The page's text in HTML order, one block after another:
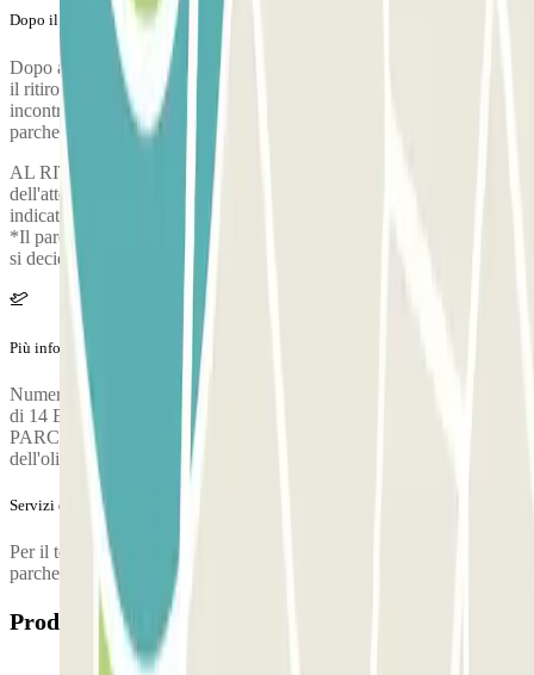
Dopo il tuo viaggio
Dopo aver ritirato i tuoi bagagli, chiama il parcheggio per richiedere
il ritiro. Durante la chiamata, una persona confermerà il punto di
incontro nel terminal dell'aeroporto. Il numero di telefono del
parcheggio verrà fornito una volta effettuata la prenotazione.
AL RITORNO: 1. Chiamata di notifica: - Al momento
dell'atterraggio, il cliente chiama il numero di telefono di contatto
indicato e il punto di ritiro verrà concordato a seconda del terminal.
*Il parcheggio offre anche un servizio di valet gratuito al ritorno se
si decide di lasciare le chiavi all'arrivo.
Più informazioni
Numero massimo di passeggeri: 4. Verrà applicato un supplemento
di 14 EURO PER PASSEGGERO AGGIUNTO NEL
PARCHEGGIO. Per il lavaggio e il rifornimento o il cambio
dell'olio, rivolgersi al parcheggio.
Servizi extra (non inclusi nel prezzo)
Per il tempo in eccesso al di fuori dell'orario di apertura del
parcheggio, si prega di contattare il parcheggio.
Prodotti disponibili